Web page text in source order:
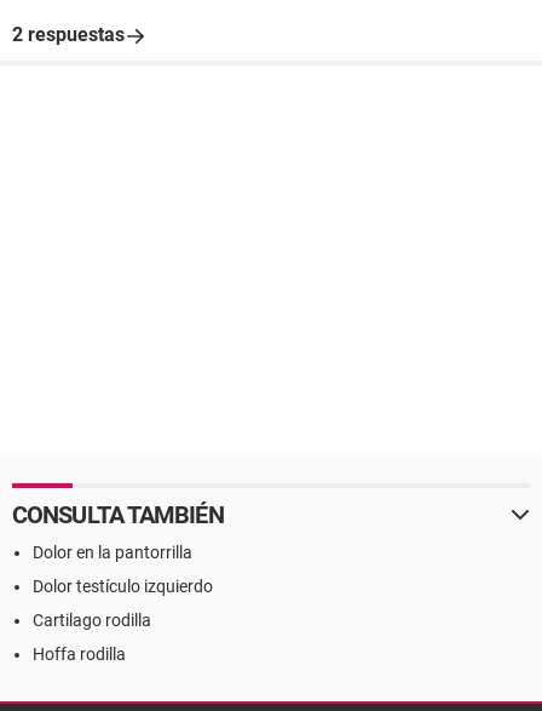
2 respuestas
CONSULTA TAMBIÉN
Dolor en la pantorrilla
Dolor testículo izquierdo
Cartilago rodilla
Hoffa rodilla